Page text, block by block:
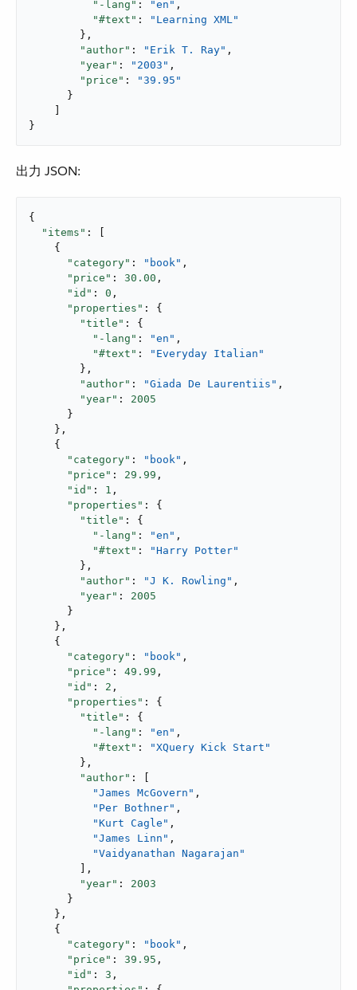
"-lang" : "en" ,
"#text" :
"Learning XML"
        },
"author" : "Erik T. Ray" ,
"year" : "2003" ,
"price" :
"39.95"
      }
}
出力 JSON:
{
"items" : [
    {
"category" : "book" ,
"price" : 30.00 ,
"id" : 0 ,
"properties" : {
"title" : {
"-lang" : "en" ,
"#text" :
"Everyday Italian"
        },
"author" : "Giada De Laurentiis" ,
"year" : 2005
      }
    },
    {
"category" : "book" ,
"price" : 29.99 ,
"id" : 1 ,
"properties" : {
"title" : {
"-lang" : "en" ,
"#text" :
"Harry Potter"
        },
"author" : "J K. Rowling" ,
"year" : 2005
      }
    },
    {
"category" : "book" ,
"price" : 49.99 ,
"id" : 2 ,
"properties" : {
"title" : {
"-lang" : "en" ,
"#text" :
"XQuery Kick Start"
        },
"author" : [
"James McGovern" ,
"Per Bothner" ,
"Kurt Cagle" ,
"James Linn" ,
"Vaidyanathan Nagarajan"
        ],
"year" : 2003
      }
    },
    {
"category" : "book" ,
"price" : 39.95 ,
"id" : 3 ,